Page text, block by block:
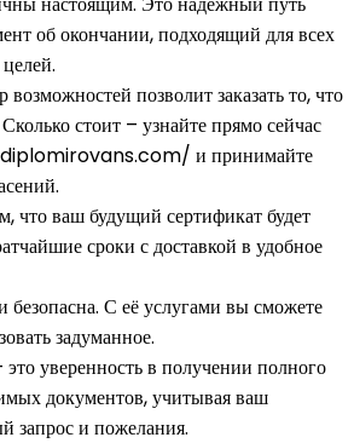
об окончании, подходящий для всех
позволит заказать то, что
стоит – узнайте прямо сейчас
и принимайте
что ваш будущий сертификат будет
сроки с доставкой в удобное
безопасна. С её услугами вы сможете
задуманное.
уверенность в получении полного
документов, учитывая ваш
запрос и пожелания.